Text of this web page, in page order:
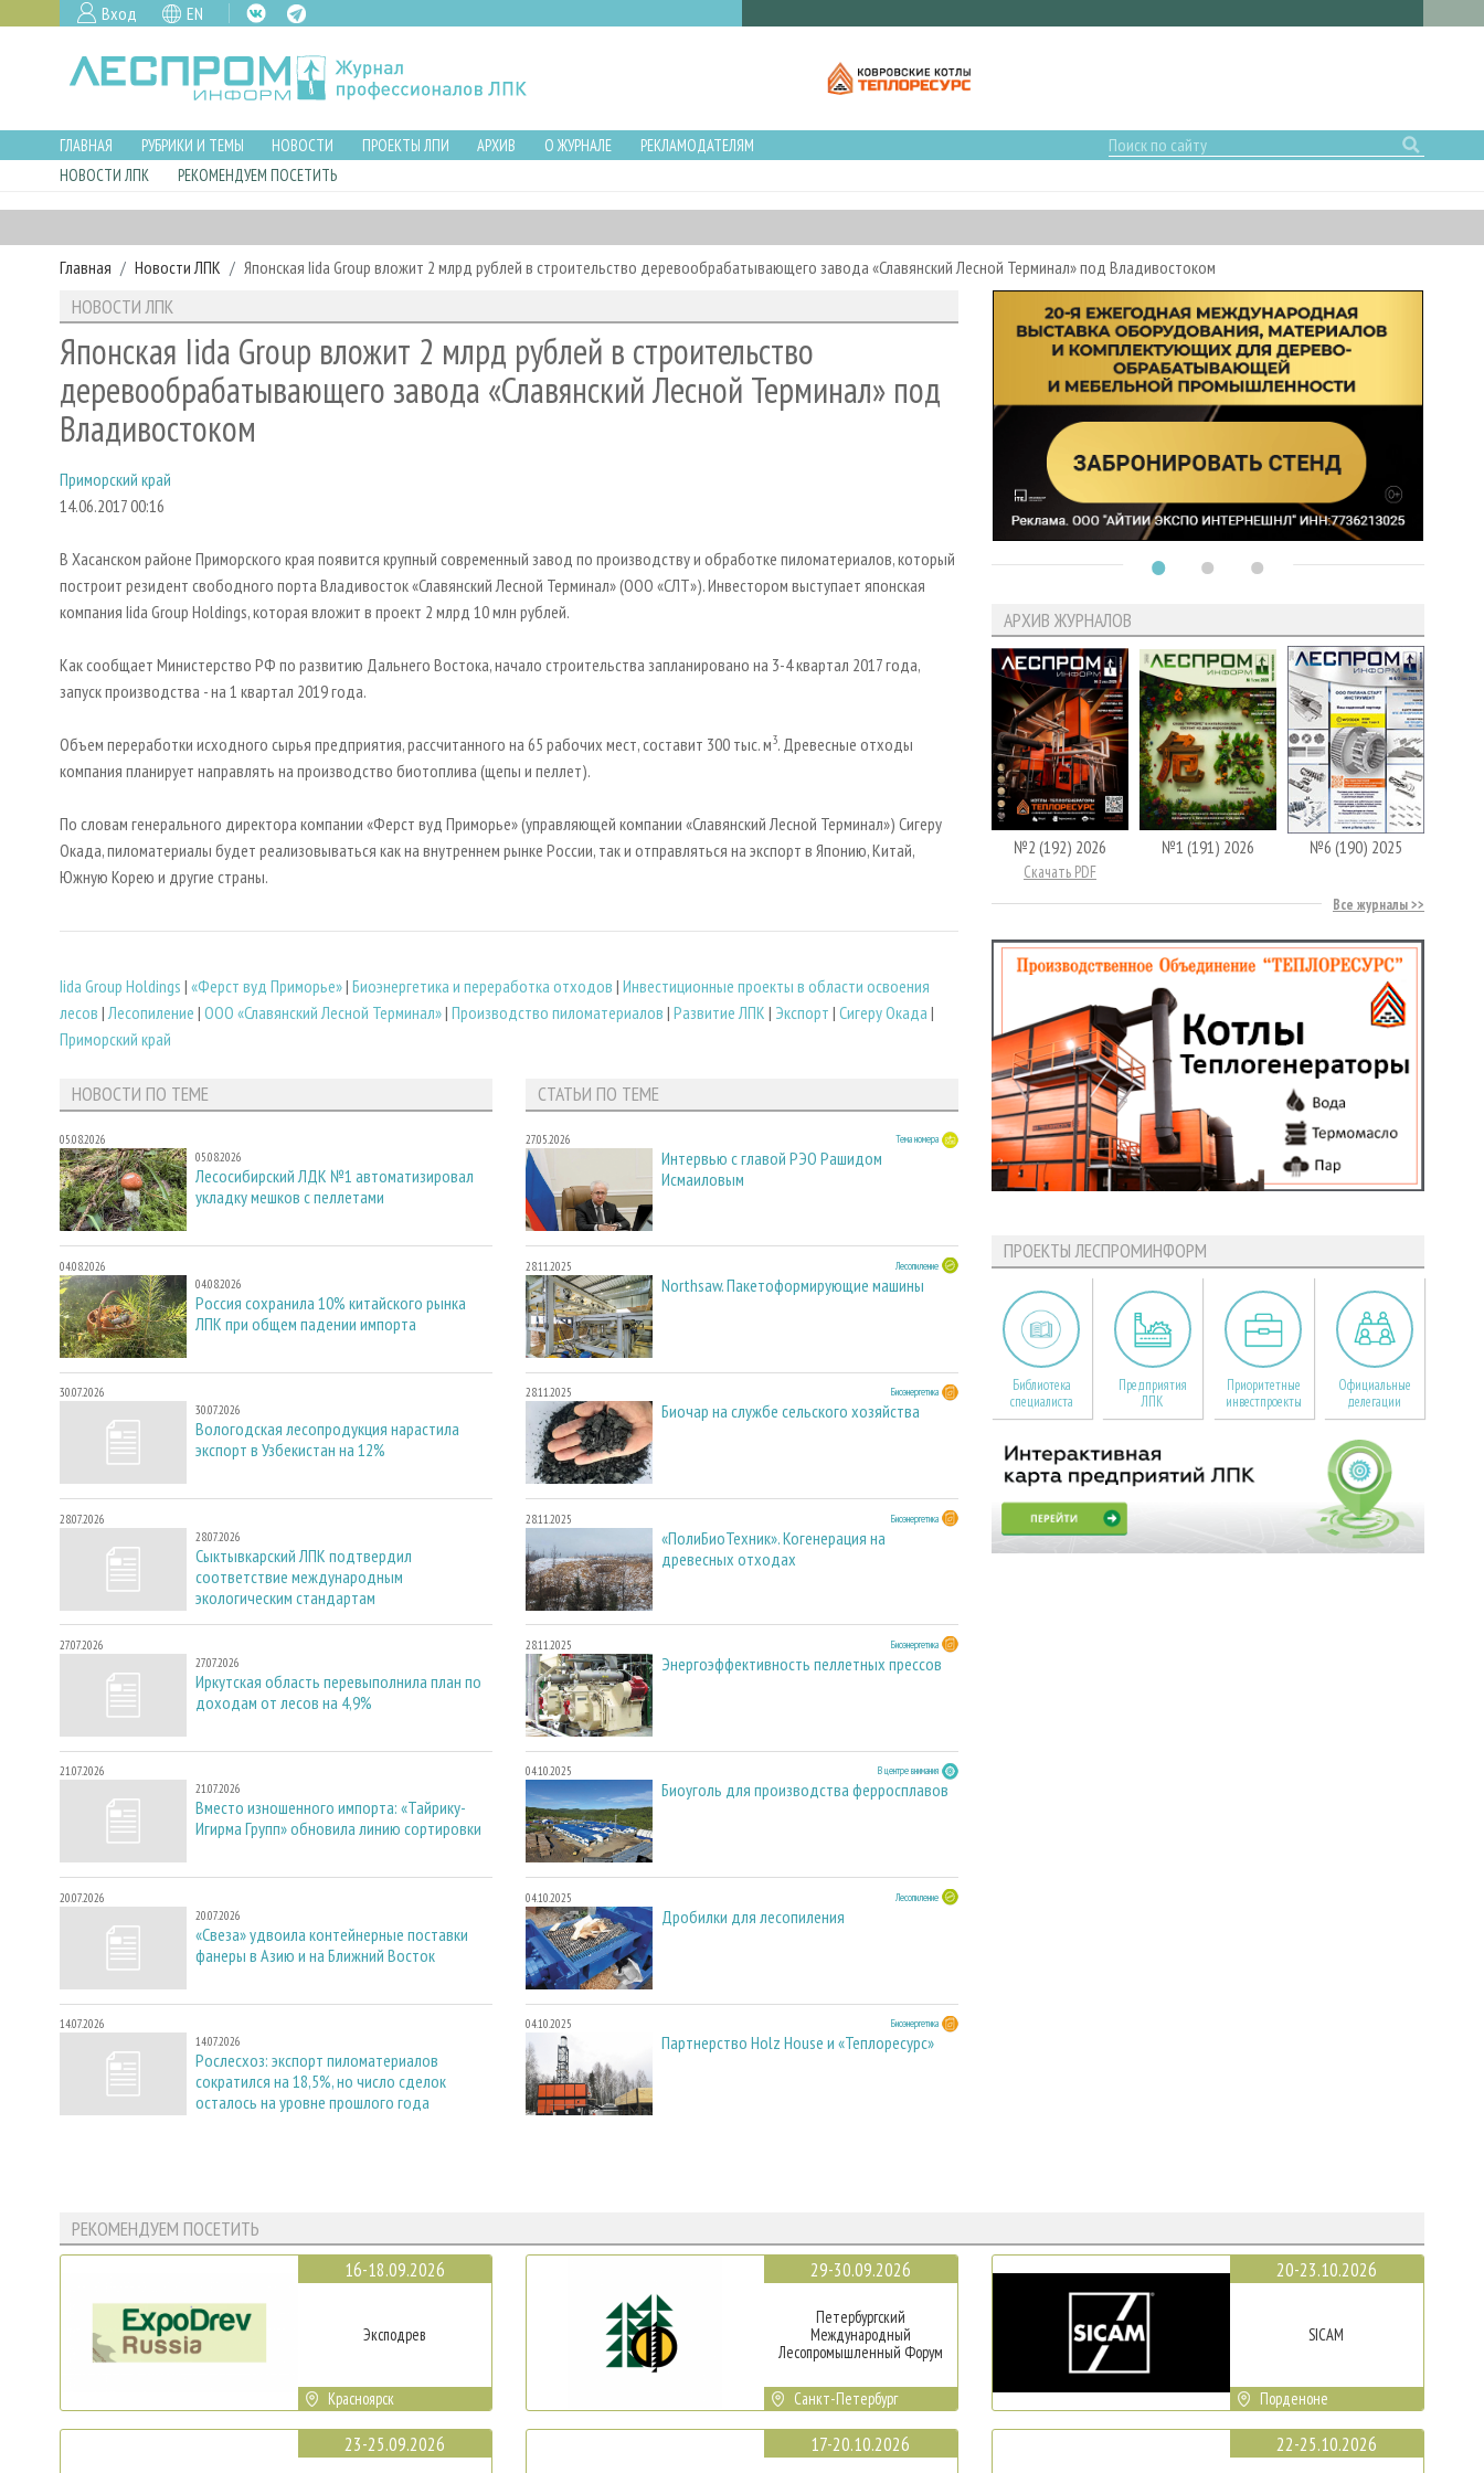
Вход EN
ГЛАВНАЯ РУБРИКИ И ТЕМЫ НОВОСТИ ПРОЕКТЫ ЛПИ АРХИВ О ЖУРНАЛЕ
РЕКЛАМОДАТЕЛЯМ
НОВОСТИ ЛПК
РЕКОМЕНДУЕМ ПОСЕТИТЬ
Главная Новости ЛПК Японская Iida Group вложит 2 млрд рублей в строительство деревообрабатывающего завода «Славянский Лесной Терминал» под Владивостоком
НОВОСТИ ЛПК
Японская Iida Group вложит 2 млрд рублей в строительство
деревообрабатывающего завода «Славянский Лесной Терминал» под
Владивостоком
Приморский край
14.06.2017 00:16
В Хасанском районе Приморского края появится крупный современный завод по производству и обработке пиломатериалов, который
построит резидент свободного порта Владивосток «Славянский Лесной Терминал» (ООО «СЛТ»). Инвестором выступает японская
компания Iida Group Holdings, которая вложит в проект 2 млрд 10 млн рублей.
Как сообщает Министерство РФ по развитию Дальнего Востока, начало строительства запланировано на 3-4 квартал 2017 года,
запуск производства - на 1 квартал 2019 года.
Объем переработки исходного сырья предприятия, рассчитанного на 65 рабочих мест, составит 300 тыс. м3. Древесные отходы
компания планирует направлять на производство биотоплива (щепы и пеллет).
По словам генерального директора компании «Ферст вуд Приморье» (управляющей компании «Славянский Лесной Терминал») Сигеру
Окада, пиломатериалы будет реализовываться как на внутреннем рынке России, так и отправляться на экспорт в Японию, Китай,
Южную Корею и другие страны.
Iida Group Holdings | «Ферст вуд Приморье»| Биoэнергетика и переработка отходов | Инвестиционные проекты в области освоения
лесов | Лесопиление | ООО «Славянский Лесной Терминал»| Производство пиломатериалов | Развитие ЛПК | Экспорт | Сигеру Окада |
Приморский край
НОВОСТИ ПО ТЕМЕ
05.08.2026
05.08.2026
Лесосибирский ЛДК №1 автоматизировал
укладку мешков с пеллетами
04.08.2026
04.08.2026
Россия сохранила 10% китайского рынка
ЛПК при общем падении импорта
30.07.2026
30.07.2026
Вологодская лесопродукция нарастила
экспорт в Узбекистан на 12%
28.07.2026
28.07.2026
Сыктывкарский ЛПК подтвердил
соответствие международным
экологическим стандартам
27.07.2026
27.07.2026
Иркутская область перевыполнила план по
доходам от лесов на 4,9%
21.07.2026
21.07.2026
Вместо изношенного импорта: «Тайрику-
Игирма Групп» обновила линию сортировки
20.07.2026
20.07.2026
«Свеза» удвоила контейнерные поставки
фанеры в Азию и на Ближний Восток
14.07.2026
14.07.2026
Рослесхоз: экспорт пиломатериалов
сократился на 18,5%, но число сделок
осталось на уровне прошлого года
СТАТЬИ ПО ТЕМЕ
27.05.2026 Тема номера
Интервью с главой РЭО Рашидом
Исмаиловым
28.11.2025 Лесопиление
Northsaw. Пакетоформирующие машины
28.11.2025 Биоэнергетика
Биочар на службе сельского хозяйства
28.11.2025 Биоэнергетика
«ПолиБиоТехник». Когенерация на
древесных отходах
28.11.2025 Биоэнергетика
Энергоэффективность пеллетных прессов
04.10.2025 В центре внимания
Биоуголь для производства ферросплавов
04.10.2025 Лесопиление
Дробилки для лесопиления
04.10.2025 Биоэнергетика
Партнерство Holz House и «Теплоресурс»
АРХИВ ЖУРНАЛОВ
№2 (192) 2026
Скачать PDF
№1 (191) 2026 №6 (190) 2025
Все журналы
ПРОЕКТЫ ЛЕСПРОМИНФОРМ
Библиотека
специалиста
Предприятия
ЛПК
Приоритетные
инвестпроекты
Официальные
делегации
РЕКОМЕНДУЕМ ПОСЕТИТЬ
16-18.09.2026
Эксподрев
Красноярск
23-25.09.2026
29-30.09.2026
Петербургский
Международный
Лесопромышленный Форум
Санкт-Петербург
17-20.10.2026
20-23.10.2026
SICAM
Порденоне
22-25.10.2026